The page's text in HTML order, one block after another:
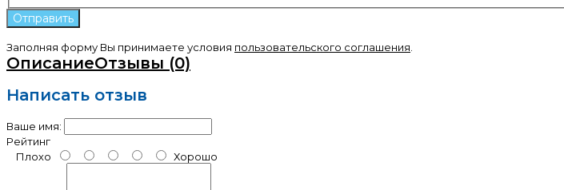
Заполняя форму Вы принимаете условия пользовательского соглашения
ОписаниеОтзывы (0)
Написать отзыв
Ваше имя:
Рейтинг
Плохо
Хорошо